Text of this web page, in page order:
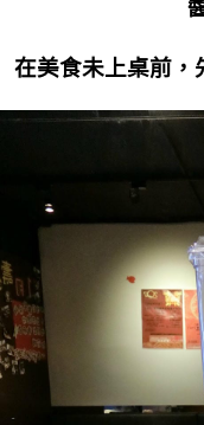
在美食未上桌前，